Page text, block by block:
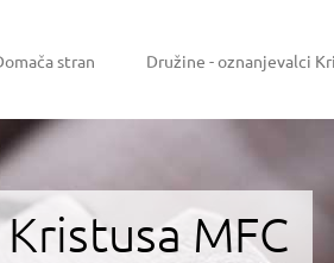
stran Družine - oznanjevalci
MFC